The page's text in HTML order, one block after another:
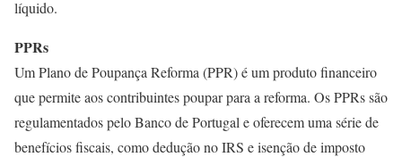
líquido.
PPRs
Um Plano de Poupança Reforma (PPR) é um produto financeiro
que permite aos contribuintes poupar para a reforma. Os PPRs são
regulamentados pelo Banco de Portugal e oferecem uma série de
benefícios fiscais, como dedução no IRS e isenção de imposto